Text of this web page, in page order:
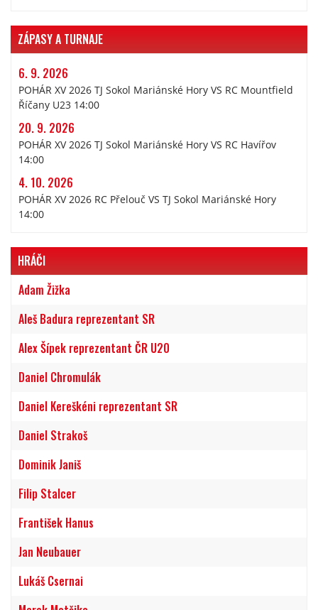
ZÁPASY A TURNAJE
6. 9. 2026
POHÁR XV 2026 TJ Sokol Mariánské Hory VS RC Mountfield
Říčany U23 14:00
20. 9. 2026
POHÁR XV 2026 TJ Sokol Mariánské Hory VS RC Havířov
14:00
4. 10. 2026
POHÁR XV 2026 RC Přelouč VS TJ Sokol Mariánské Hory
14:00
HRÁČI
Adam Žižka
Aleš Badura reprezentant SR
Alex Šípek reprezentant ČR U20
Daniel Chromulák
Daniel Kereškéni reprezentant SR
Daniel Strakoš
Dominik Janiš
Filip Stalcer
František Hanus
Jan Neubauer
Lukáš Csernai